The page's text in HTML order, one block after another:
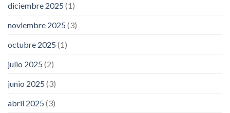
diciembre 2025 (1)
noviembre 2025 (3)
octubre 2025 (1)
julio 2025 (2)
junio 2025 (3)
abril 2025 (3)